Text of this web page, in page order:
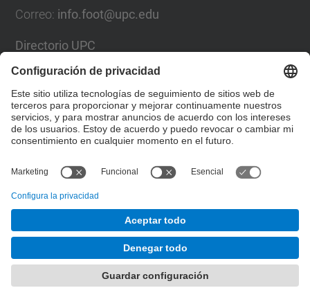
Correo: info.foot@upc.edu
Directorio UPC
Formulario de contacto
Lista Redes Sociales
Facultad de Óptica y Optometría de Terrassa. FOOT.
Desarrollado con